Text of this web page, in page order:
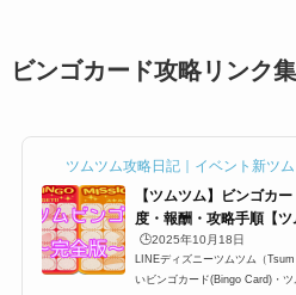
ビンゴカード攻略リンク集
ツムツム攻略日記｜イベント新ツ
【ツムツム】ビンゴカ
度・報酬・攻略手順【ツ
🕒️2025年10月18日
LINEディズニーツムツム（
いビンゴカード(Bingo Card)・